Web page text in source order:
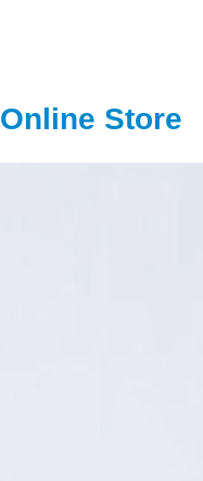
Online Store